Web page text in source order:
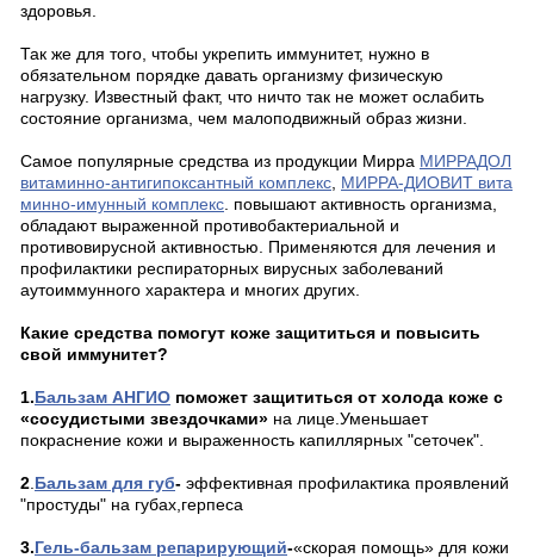
здоровья.
Так же для того, чтобы укрепить иммунитет, нужно в
обязательном порядке давать организму физическую
нагрузку. Известный факт, что ничто так не может ослабить
состояние организма, чем малоподвижный образ жизни.
Самое популярные средства из продукции Мирра МИРРАДОЛ
витаминно-антигипоксантный комплекс МИРРА-ДИОВИТ вита
минно-имунный комплекс . повышают активность организма,
обладают выраженной противобактериальной и
противовирусной активностью. Применяются для лечения и
профилактики респираторных вирусных заболеваний
аутоиммунного характера и многих других.
Какие средства помогут коже защититься и повысить
свой иммунитет?
1.Бальзам АНГИО поможет защититься от холода коже с
«сосудистыми звездочками» на лице.Уменьшает
покраснение кожи и выраженность капиллярных "сеточек".
2 Бальзам для губ- эффективная профилактика проявлений
"простуды" на губах,герпеса
3.Гель-бальзам репарирующий-«скорая помощь» для кожи